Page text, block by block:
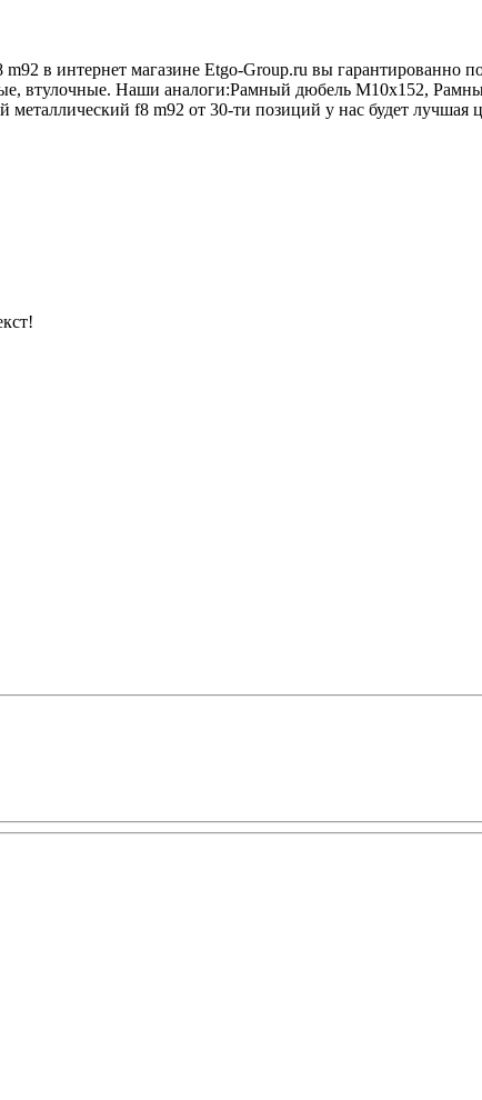
в интернет магазине Etgo-Group.ru вы гарантированно
втулочные. Наши аналоги:Рамный дюбель М10х152,
f8 m92 от 30-ти позиций у нас будет лучшая